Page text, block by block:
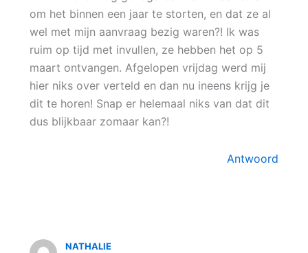
om het binnen een jaar te storten, en dat ze al
wel met mijn aanvraag bezig waren?! Ik was
ruim op tijd met invullen, ze hebben het op 5
maart ontvangen. Afgelopen vrijdag werd mij
hier niks over verteld en dan nu ineens krijg je
dit te horen! Snap er helemaal niks van dat dit
dus blijkbaar zomaar kan?!
Antwoord
NATHALIE